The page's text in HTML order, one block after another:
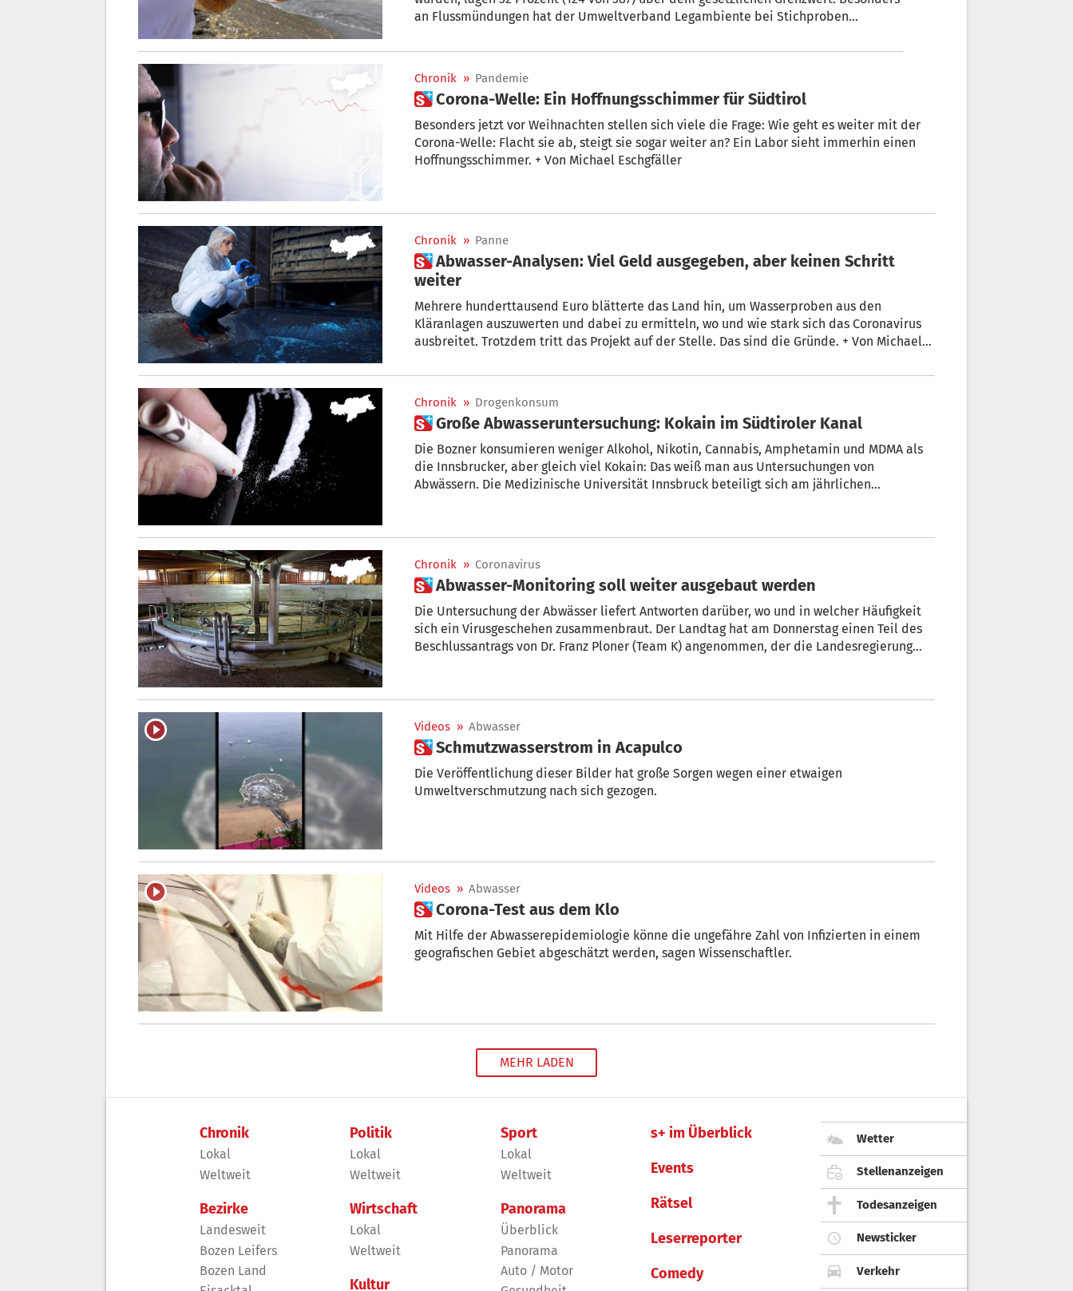
an Flussmündungen hat der Umweltverband Legambiente bei Stichproben
Beschilderung an Stellen, die für Badezwecke ungeeignet sind.
Chronik » Pandemie
 Corona-Welle: Ein Hoffnungsschimmer für Südtirol
Besonders jetzt vor Weihnachten stellen sich viele die Frage: Wie geht es weiter mit der
Corona-Welle: Flacht sie ab, steigt sie sogar weiter an? Ein Labor sieht immerhin einen
Hoffnungsschimmer. + Von Michael Eschgfäller
Chronik » Panne
 Abwasser-Analysen: Viel Geld ausgegeben, aber keinen Schritt
weiter
Mehrere hunderttausend Euro blätterte das Land hin, um Wasserproben aus den
Kläranlagen auszuwerten und dabei zu ermitteln, wo und wie stark sich das Coronavirus
ausbreitet. Trotzdem tritt das Projekt auf der Stelle. Das sind die Gründe. + Von Michael
Chronik » Drogenkonsum
 Große Abwasseruntersuchung: Kokain im Südtiroler Kanal
Die Bozner konsumieren weniger Alkohol, Nikotin, Cannabis, Amphetamin und MDMA als
die Innsbrucker, aber gleich viel Kokain: Das weiß man aus Untersuchungen von
Abwässern. Die Medizinische Universität Innsbruck beteiligt sich am jährlichen
Chronik » Coronavirus
 Abwasser-Monitoring soll weiter ausgebaut werden
Die Untersuchung der Abwässer liefert Antworten darüber, wo und in welcher Häufigkeit
sich ein Virusgeschehen zusammenbraut. Der Landtag hat am Donnerstag einen Teil des
Beschlussantrags von Dr. Franz Ploner (Team K) angenommen, der die Landesregierung
Videos » Abwasser
 Schmutzwasserstrom in Acapulco
Die Veröffentlichung dieser Bilder hat große Sorgen wegen einer etwaigen
Umweltverschmutzung nach sich gezogen.
Videos » Abwasser
 Corona-Test aus dem Klo
Mit Hilfe der Abwasserepidemiologie könne die ungefähre Zahl von Infizierten in einem
geografischen Gebiet abgeschätzt werden, sagen Wissenschaftler.
MEHR LADEN
Chronik
Lokal
Weltweit
Bezirke
Landesweit
Bozen Leifers
Bozen Land
Politik
Lokal
Weltweit
Wirtschaft
Lokal
Weltweit
Kultur
Sport
Lokal
Weltweit
Panorama
Überblick
Panorama
Auto / Motor
s+ im Überblick
Events
Rätsel
Leserreporter
Comedy
Wetter
Stellenanzeigen
Todesanzeigen
Newsticker
Verkehr